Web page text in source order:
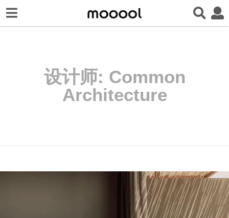
设计师: Common
Architecture